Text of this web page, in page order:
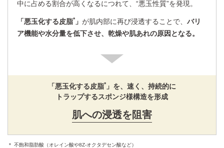
中に占める割合が高くなるにつれて、“悪玉性質”を発現。
「悪玉化する皮脂* 」 が肌内部に再び浸透することで、 バリ
ア機能や水分量を低下させ、乾燥や肌あれの原因となる。
「悪玉化する皮脂* 」を、速く、持続的に
トラップするスポンジ様構造を形成
肌への浸透を阻害
＊ 不飽和脂肪酸（オレイン酸や8Z-オクタデセン酸など）